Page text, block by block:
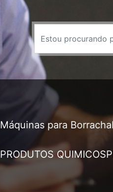
Máquinas para Borracha
PRODUTOS QUIMICOS